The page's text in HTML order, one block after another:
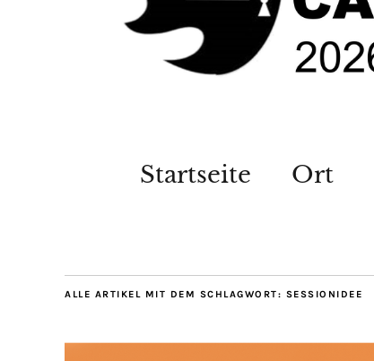
Startseite Ort
ALLE ARTIKEL MIT DEM SCHLAGWORT: SESSIONIDEE